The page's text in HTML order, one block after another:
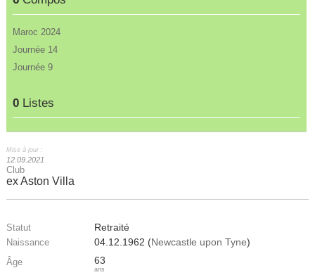
Maroc 2024
Journée 14
Journée 9
0 Listes
Mise à jour :
12.09.2021
Club
ex Aston Villa
Statut Retraité
Naissance 04.12.1962 (Newcastle upon Tyne)
Âge 63
ans